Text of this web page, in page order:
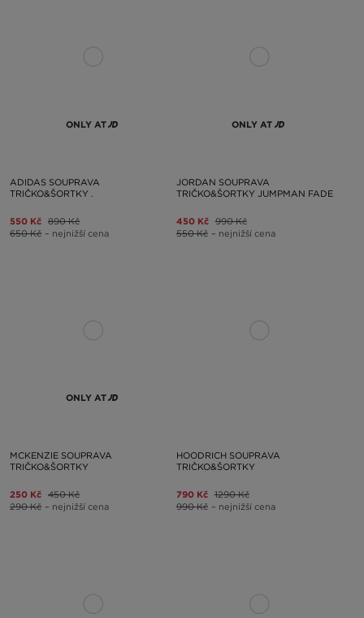
ONLY AT
ADIDAS SOUPRAVA
TRIČKO&ŠORTKY .
550 Kč 890 Kč
650 Kč – nejnižší cena
ONLY AT
JORDAN SOUPRAVA
TRIČKO&ŠORTKY JUMPMAN FADE
450 Kč 990 Kč
550 Kč – nejnižší cena
ONLY AT
MCKENZIE SOUPRAVA
TRIČKO&ŠORTKY
250 Kč 450 Kč
290 Kč – nejnižší cena
HOODRICH SOUPRAVA
TRIČKO&ŠORTKY
790 Kč 1290 Kč
990 Kč – nejnižší cena